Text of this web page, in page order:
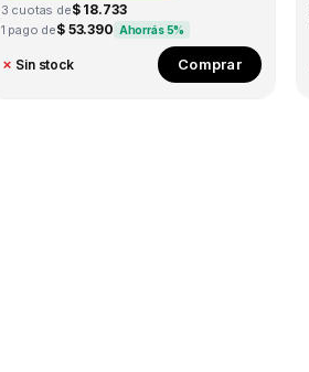
3 cuotas de$ 18.733
1 pago de$ 53.390 Ahorrás 5%
✗ Sin stock Comprar